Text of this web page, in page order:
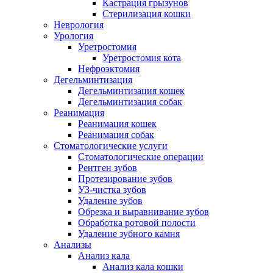
Кастрация грызунов
Стерилизация кошки
Неврология
Урология
Уретростомия
Уретростомия кота
Нефроэктомия
Дегельминтизация
Дегельминтизация кошек
Дегельминтизация собак
Реанимация
Реанимация кошек
Реанимация собак
Стоматологические услуги
Стоматологические операции
Рентген зубов
Протезирование зубов
УЗ-чистка зубов
Удаление зубов
Обрезка и выравнивание зубов
Обработка ротовой полости
Удаление зубного камня
Анализы
Анализ кала
Анализ кала кошки